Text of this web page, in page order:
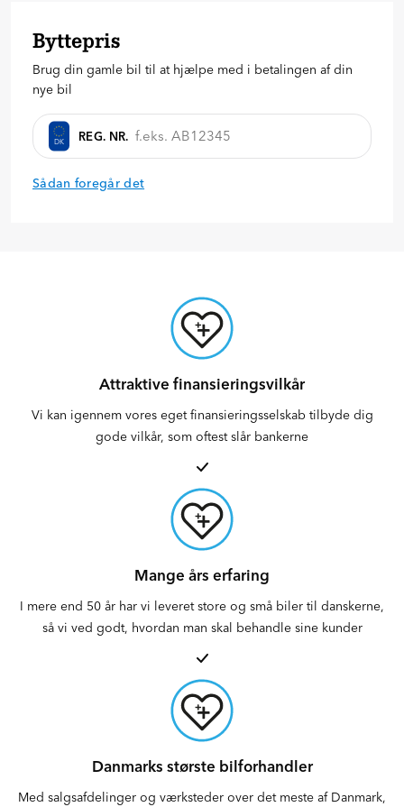
20%
Byttepris
Brug din gamle bil til at hjælpe med i betalingen af din
nye bil
DK REG. NR.
Sådan foregår det
Attraktive finansieringsvilkår
Vi kan igennem vores eget finansieringsselskab tilbyde dig
gode vilkår, som oftest slår bankerne
Mange års erfaring
I mere end 50 år har vi leveret store og små biler til danskerne,
så vi ved godt, hvordan man skal behandle sine kunder
Danmarks største bilforhandler
Med salgsafdelinger og værksteder over det meste af Danmark,